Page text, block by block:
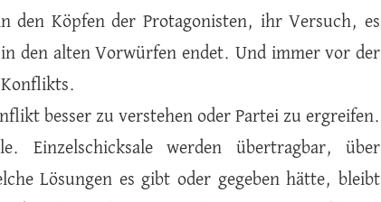
den Köpfen der Protagonisten, ihr Versuch, es
den alten Vorwürfen endet. Und immer vor der
Konflikts.
besser zu verstehen oder Partei zu ergreifen.
Einzelschicksale werden übertragbar, über
Lösungen es gibt oder gegeben hätte, bleibt